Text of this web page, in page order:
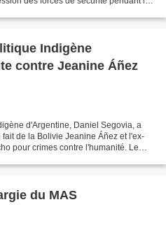
Indigène
contre Jeanine Áñez
d'Argentine, Daniel Segovia, a
de la Bolivie Jeanine Áñez et l'ex-
pour crimes contre l'humanité. Le
du MAS